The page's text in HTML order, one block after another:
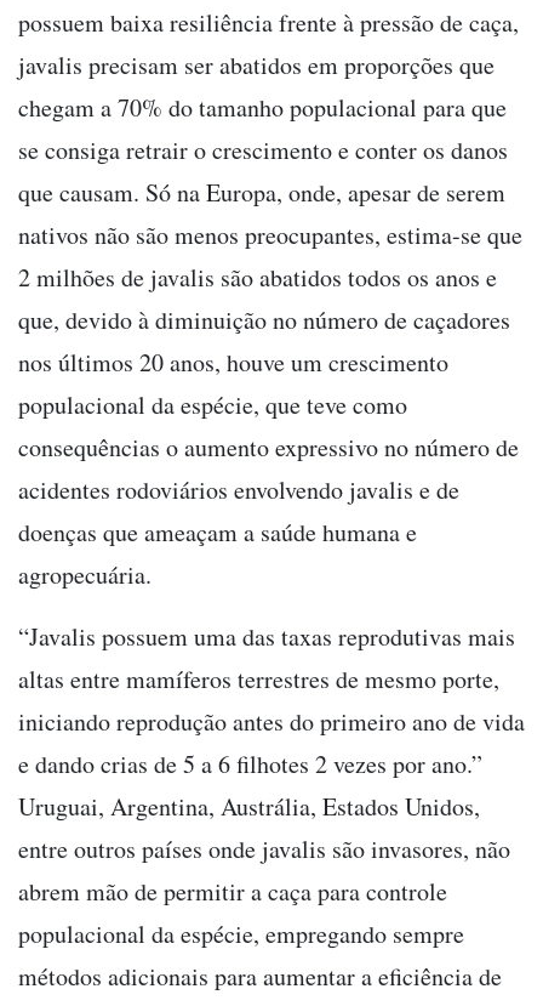
possuem baixa resiliência frente à pressão de caça,
javalis precisam ser abatidos em proporções que
chegam a 70% do tamanho populacional para que
se consiga retrair o crescimento e conter os danos
que causam. Só na Europa, onde, apesar de serem
nativos não são menos preocupantes, estima-se que
2 milhões de javalis são abatidos todos os anos e
que, devido à diminuição no número de caçadores
nos últimos 20 anos, houve um crescimento
populacional da espécie, que teve como
consequências o aumento expressivo no número de
acidentes rodoviários envolvendo javalis e de
doenças que ameaçam a saúde humana e
agropecuária.
“Javalis possuem uma das taxas reprodutivas mais
altas entre mamíferos terrestres de mesmo porte,
iniciando reprodução antes do primeiro ano de vida
e dando crias de 5 a 6 filhotes 2 vezes por ano.”
Uruguai, Argentina, Austrália, Estados Unidos,
entre outros países onde javalis são invasores, não
abrem mão de permitir a caça para controle
populacional da espécie, empregando sempre
métodos adicionais para aumentar a eficiência de